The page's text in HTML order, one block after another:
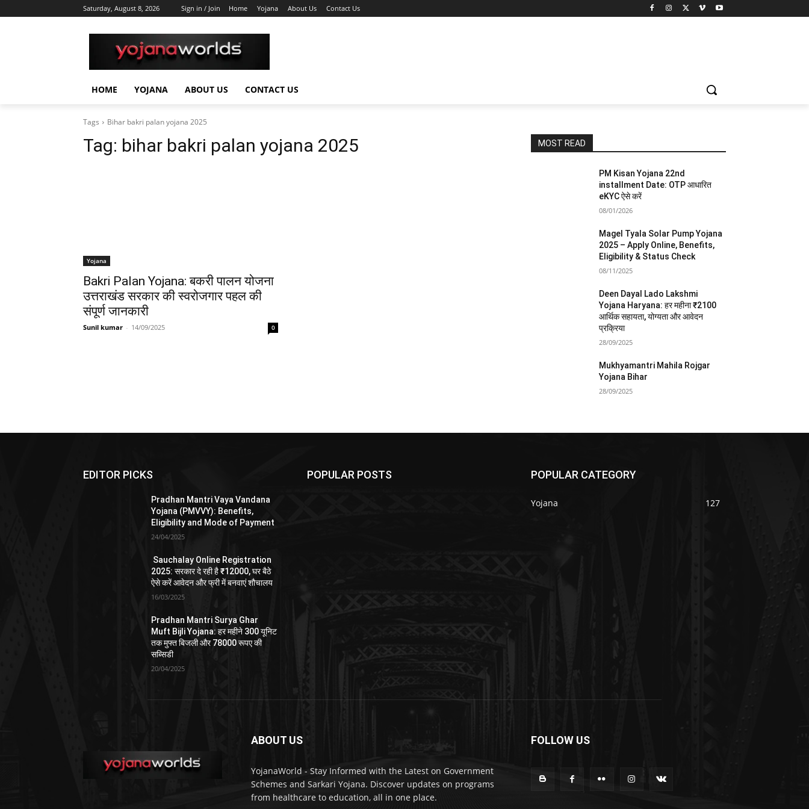
Saturday, August 8, 2026 Sign in / Join Home Yojana About Us Contact Us
HOME YOJANA ABOUT US CONTACT US
Tags Bihar bakri palan yojana 2025
Tag: bihar bakri palan yojana 2025
Yojana
Bakri Palan Yojana: बकरी पालन योजना
उत्तराखंड सरकार की स्वरोजगार पहल की
संपूर्ण जानकारी
Sunil kumar - 14/09/2025 0
MOST READ
PM Kisan Yojana 22nd
installment Date: OTP आधारित
eKYC ऐसे करें
08/01/2026
Magel Tyala Solar Pump Yojana
2025 – Apply Online, Benefits,
Eligibility & Status Check
08/11/2025
Deen Dayal Lado Lakshmi
Yojana Haryana: हर महीना ₹2100
आर्थिक सहायता, योग्यता और आवेदन
प्रक्रिया
28/09/2025
Mukhyamantri Mahila Rojgar
Yojana Bihar
28/09/2025
EDITOR PICKS
Pradhan Mantri Vaya Vandana
Yojana (PMVVY): Benefits,
Eligibility and Mode of Payment
24/04/2025
Sauchalay Online Registration
2025: सरकार दे रही है ₹12000, घर बैठे
ऐसे करें आवेदन और फ्री में बनवाएं शौचालय
16/03/2025
Pradhan Mantri Surya Ghar
Muft Bijli Yojana: हर महीने 300 यूनिट
तक मुफ्त बिजली और 78000 रूपए की
सब्सिडी
20/04/2025
POPULAR POSTS POPULAR CATEGORY
Yojana 127
ABOUT US
YojanaWorld - Stay Informed with the Latest on Government
Schemes and Sarkari Yojana. Discover updates on programs
from healthcare to education, all in one place.
FOLLOW US